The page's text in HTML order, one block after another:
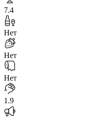
7.4
Нет
Нет
Нет
1.9